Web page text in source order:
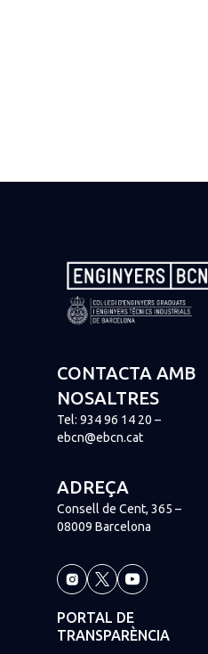
CONTACTA AMB
NOSALTRES
Tel: 934 96 14 20 –
ebcn@ebcn.cat
ADREÇA
Consell de Cent, 365 –
08009 Barcelona
PORTAL DE
TRANSPARÈNCIA